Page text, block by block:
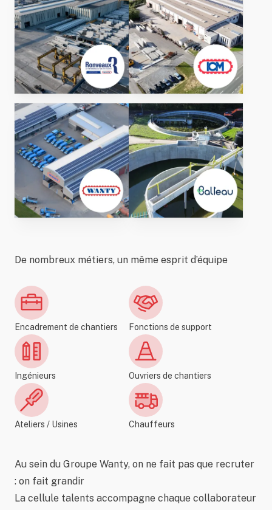
De nombreux métiers, un même esprit d’équipe
Encadrement de chantiers Fonctions de support
Ingénieurs Ouvriers de chantiers
Ateliers / Usines Chauffeurs
Au sein du Groupe Wanty, on ne fait pas que recruter
: on fait grandir
La cellule talents accompagne chaque collaborateur